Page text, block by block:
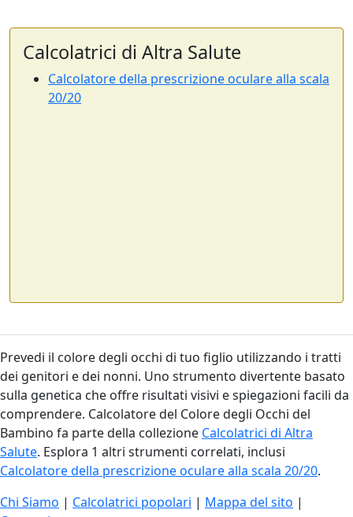
Calcolatrici di Altra Salute
Calcolatore della prescrizione oculare alla scala
20/20
Prevedi il colore degli occhi di tuo figlio utilizzando i tratti
dei genitori e dei nonni. Uno strumento divertente basato
sulla genetica che offre risultati visivi e spiegazioni facili da
comprendere. Calcolatore del Colore degli Occhi del
Bambino fa parte della collezione Calcolatrici di Altra
Salute. Esplora 1 altri strumenti correlati, inclusi
Calcolatore della prescrizione oculare alla scala 20/20.
Chi Siamo | Calcolatrici popolari | Mappa del sito |